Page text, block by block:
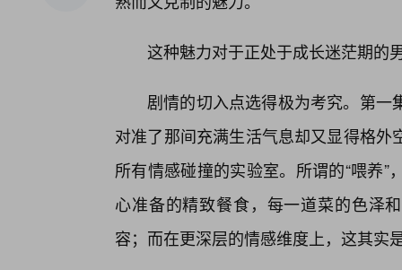
这种魅力对于正处于成长迷茫期的
剧情的切入点选得极为考究。第
对准了那间充满生活气息却又显得格
所有情感碰撞的实验室。所谓的“喂养
心准备的精致餐食，每一道菜的色泽
容；而在更深层的情感维度上，这其实